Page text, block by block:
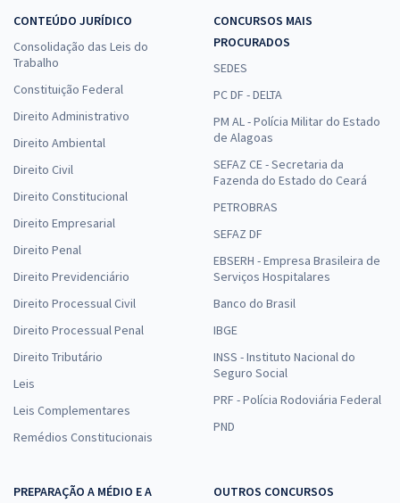
CONTEÚDO JURÍDICO
Consolidação das Leis do
Trabalho
Constituição Federal
Direito Administrativo
Direito Ambiental
Direito Civil
Direito Constitucional
Direito Empresarial
Direito Penal
Direito Previdenciário
Direito Processual Civil
Direito Processual Penal
Direito Tributário
Leis
Leis Complementares
Remédios Constitucionais
CONCURSOS MAIS
PROCURADOS
SEDES
PC DF - DELTA
PM AL - Polícia Militar do Estado
de Alagoas
SEFAZ CE - Secretaria da
Fazenda do Estado do Ceará
PETROBRAS
SEFAZ DF
EBSERH - Empresa Brasileira de
Serviços Hospitalares
Banco do Brasil
IBGE
INSS - Instituto Nacional do
Seguro Social
PRF - Polícia Rodoviária Federal
PND
PREPARAÇÃO A MÉDIO E A
OUTROS CONCURSOS